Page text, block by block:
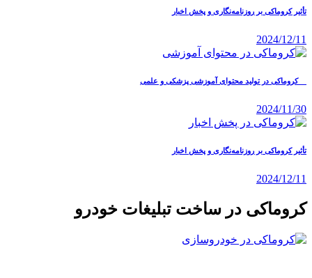
تأثیر کروماکی بر روزنامه‌نگاری و پخش اخبار
2024/12/11
کروماکی در تولید محتوای آموزشی پزشکی و علمی
2024/11/30
تأثیر کروماکی بر روزنامه‌نگاری و پخش اخبار
2024/12/11
کروماکی در ساخت تبلیغات خودرو